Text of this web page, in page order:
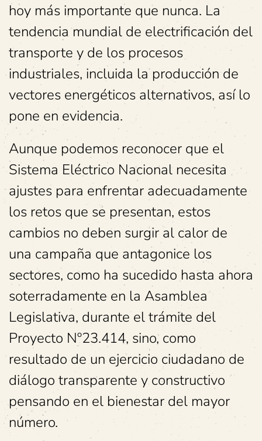
hoy más importante que nunca. La
tendencia mundial de electrificación del
transporte y de los procesos
industriales, incluida la producción de
vectores energéticos alternativos, así lo
pone en evidencia.
Aunque podemos reconocer que el
Sistema Eléctrico Nacional necesita
ajustes para enfrentar adecuadamente
los retos que se presentan, estos
cambios no deben surgir al calor de
una campaña que antagonice los
sectores, como ha sucedido hasta ahora
soterradamente en la Asamblea
Legislativa, durante el trámite del
Proyecto Nº23.414, sino, como
resultado de un ejercicio ciudadano de
diálogo transparente y constructivo
pensando en el bienestar del mayor
número.